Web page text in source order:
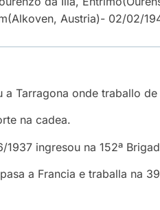
(Alkoven, Austria)- 02/02/
a Tarragona onde traballo
na cadea.
ingresou na 152ª
a Francia e traballa na